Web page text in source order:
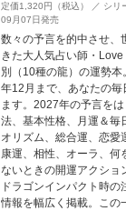
定価1,320円（税込） ／ シ
09月07日発売
数々の予言を的中させ、
きた大人気占い師・
別（10種の龍）の運勢
年12月まで、あなたの
ます。2027年の予言を
法、基本性格、月運＆毎
オリズム、総合運、恋愛
康運、相性、オーラ、何
ないときの開運アクショ
ドラゴンインパクト時
情報を幅広く掲載。この